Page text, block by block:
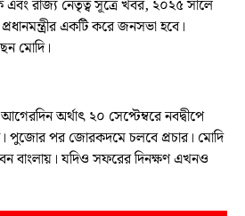
এবং রাজ্য নেতৃত্ব সূত্রে খবর, ২০২৫ সালে
একটি করে জনসভা হবে।
মোদি।
অর্থাৎ ২০ সেপ্টেম্বরে নবদ্বীপে
পুজোর পর জোরকদমে চলবে প্রচার। মোদি
বাংলায়। যদিও সফরের দিনক্ষণ এখনও